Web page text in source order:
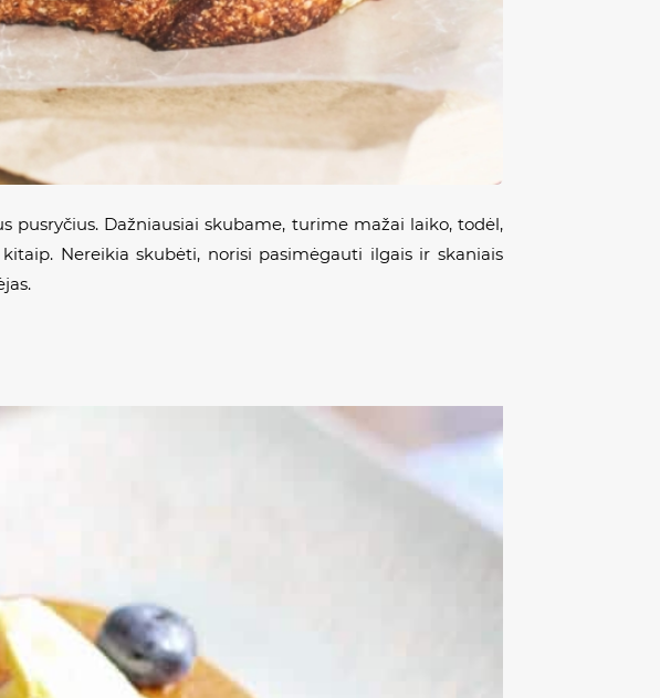
pusryčius. Dažniausiai skubame, turime mažai laiko, todėl,
Nereikia skubėti, norisi pasimėgauti ilgais ir skaniais